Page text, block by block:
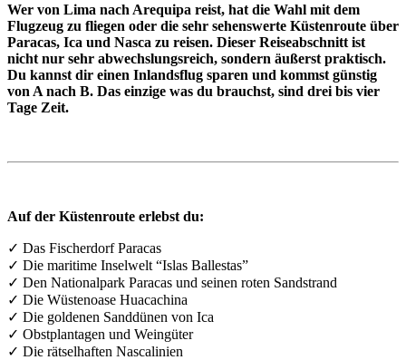
Wer von Lima nach Arequipa reist, hat die Wahl mit dem
Flugzeug zu fliegen oder die sehr sehenswerte Küstenroute über
Paracas, Ica und Nasca zu reisen. Dieser Reiseabschnitt ist
nicht nur sehr abwechslungsreich, sondern äußerst praktisch.
Du kannst dir einen Inlandsflug sparen und kommst günstig
von A nach B. Das einzige was du brauchst, sind drei bis vier
Tage Zeit.
Auf der Küstenroute erlebst du:
✓ Das Fischerdorf Paracas
✓ Die maritime Inselwelt “Islas Ballestas”
✓ Den Nationalpark Paracas und seinen roten Sandstrand
✓ Die Wüstenoase Huacachina
✓ Die goldenen Sanddünen von Ica
✓ Obstplantagen und Weingüter
✓ Die rätselhaften Nascalinien